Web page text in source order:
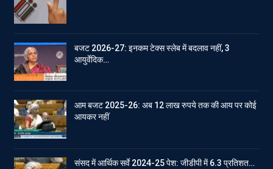
बजट 2026-27: इनकम टेक्स स्लेब में बदलाव नहीं, 3
आयुर्वेदिक…
आम बजट 2025-26: अब 12 लाख रुपये तक की आय पर कोई
आयकर नहीं
संसद में आर्थिक सर्वे 2024-25 पेश: जीडीपी में 6.3 प्रतिशत…